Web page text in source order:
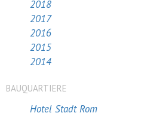
2018
2017
2016
2015
2014
BAUQUARTIERE
Hotel Stadt Rom